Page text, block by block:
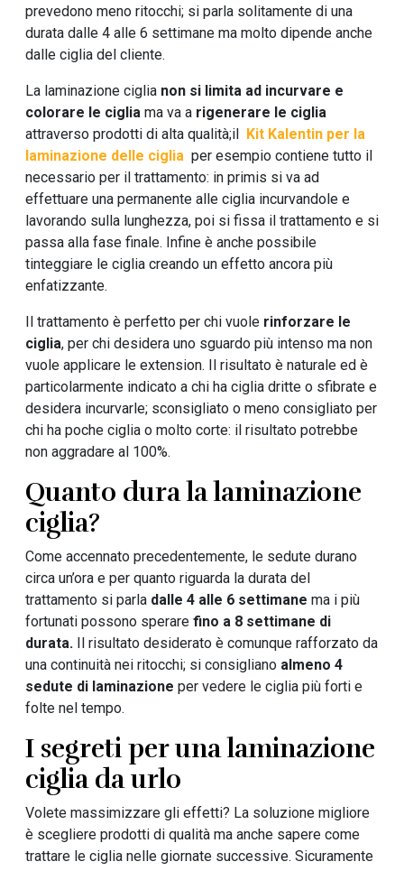
prevedono meno ritocchi; si parla solitamente di una
durata dalle 4 alle 6 settimane ma molto dipende anche
dalle ciglia del cliente.
La laminazione ciglia non si limita ad incurvare e
colorare le ciglia ma va a rigenerare le ciglia
attraverso prodotti di alta qualità;il
Kit Kalentin per la
laminazione delle ciglia per esempio contiene tutto il
necessario per il trattamento: in primis si va ad
effettuare una permanente alle ciglia incurvandole e
lavorando sulla lunghezza, poi si fissa il trattamento e si
passa alla fase finale. Infine è anche possibile
tinteggiare le ciglia creando un effetto ancora più
enfatizzante.
Il trattamento è perfetto per chi vuole rinforzare le
ciglia, per chi desidera uno sguardo più intenso ma non
vuole applicare le extension. Il risultato è naturale ed è
particolarmente indicato a chi ha ciglia dritte o sfibrate e
desidera incurvarle; sconsigliato o meno consigliato per
chi ha poche ciglia o molto corte: il risultato potrebbe
non aggradare al 100%.
Quanto dura la laminazione
ciglia?
Come accennato precedentemente, le sedute durano
circa un’ora e per quanto riguarda la durata del
trattamento si parla dalle 4 alle 6 settimane ma i più
fortunati possono sperare fino a 8 settimane di
durata. Il risultato desiderato è comunque rafforzato da
una continuità nei ritocchi; si consigliano almeno 4
sedute di laminazione per vedere le ciglia più forti e
folte nel tempo.
I segreti per una laminazione
ciglia da urlo
Volete massimizzare gli effetti? La soluzione migliore
è scegliere prodotti di qualità ma anche sapere come
trattare le ciglia nelle giornate successive. Sicuramente